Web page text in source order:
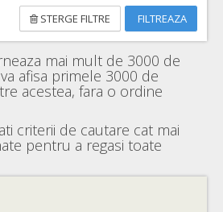
FILTREAZA
STERGE FILTRE
mai mult de 3000 de
afisa primele 3000 de
acestea, fara o ordine
criterii de cautare cat mai
pentru a regasi toate